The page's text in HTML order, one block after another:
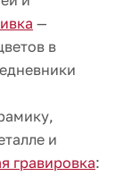
—
в
и
гравировка: